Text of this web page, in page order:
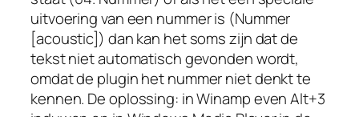
uitvoering van een nummer is (Nummer
[acoustic]) dan kan het soms zijn dat de
tekst niet automatisch gevonden wordt,
omdat de plugin het nummer niet denkt te
kennen. De oplossing: in Winamp even Alt+3